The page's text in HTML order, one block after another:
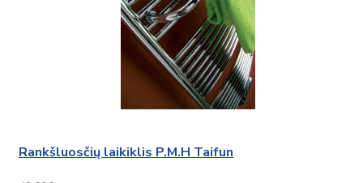
Rankšluosčių laikiklis P.M.H Taifun